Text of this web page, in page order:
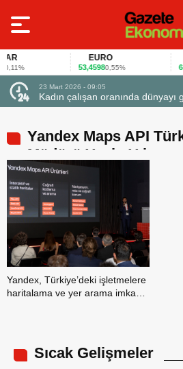
EURO
53,45980,55%
23 Mart 2026 - 09:05
Kadın çalışan oranında dünyayı
Yandex Maps API
Müdürü Yasin Yılmaz
Yandex, Türkiye’deki işletmelere
haritalama ve yer arama imkanı
Sıcak Gelişmeler